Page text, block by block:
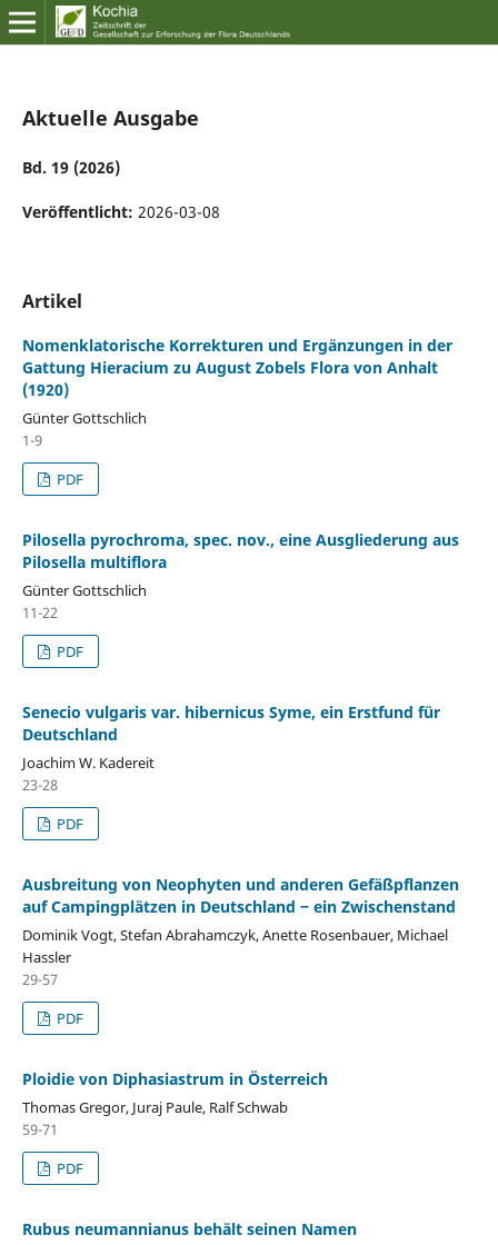
Aktuelle Ausgabe
Bd. 19 (2026)
Veröffentlicht: 2026-03-08
Artikel
Nomenklatorische Korrekturen und Ergänzungen in der
Gattung Hieracium zu August Zobels Flora von Anhalt
(1920)
Günter Gottschlich
1-9
PDF
Pilosella pyrochroma, spec. nov., eine Ausgliederung aus
Pilosella multiflora
Günter Gottschlich
11-22
PDF
Senecio vulgaris var. hibernicus Syme, ein Erstfund für
Deutschland
Joachim W. Kadereit
23-28
PDF
Ausbreitung von Neophyten und anderen Gefäßpflanzen
auf Campingplätzen in Deutschland ‒ ein Zwischenstand
Dominik Vogt, Stefan Abrahamczyk, Anette Rosenbauer, Michael
Hassler
29-57
PDF
Ploidie von Diphasiastrum in Österreich
Thomas Gregor, Juraj Paule, Ralf Schwab
59-71
PDF
Rubus neumannianus behält seinen Namen